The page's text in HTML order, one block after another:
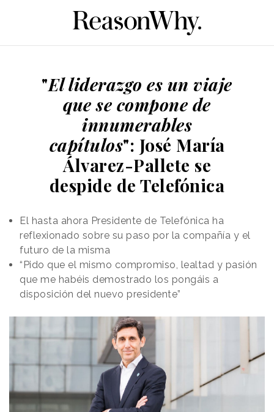
"El liderazgo es un viaje
que se compone de
innumerables
capítulos": José María
Álvarez-Pallete se
despide de Telefónica
El hasta ahora Presidente de Telefónica ha
reflexionado sobre su paso por la compañía y el
futuro de la misma
“Pido que el mismo compromiso, lealtad y pasión
que me habéis demostrado los pongáis a
disposición del nuevo presidente”